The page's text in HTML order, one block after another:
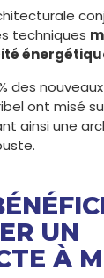
techniques
des
ont misé
ainsi une
UN
À